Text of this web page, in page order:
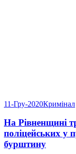
11-Гру-2020Кримінал
На Рівненщині
поліцейських у
бурштину